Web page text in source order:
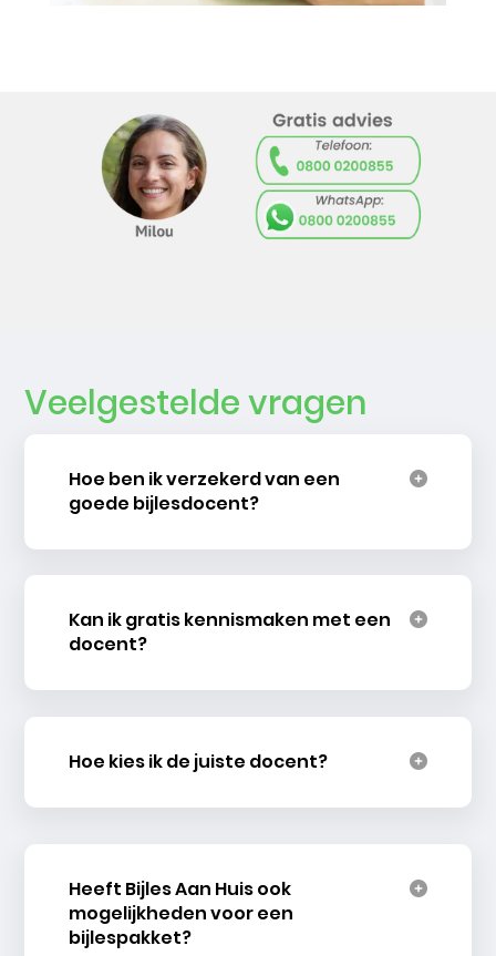
Veelgestelde vragen
Hoe ben ik verzekerd van een
goede bijlesdocent?
Kan ik gratis kennismaken met een
docent?
Hoe kies ik de juiste docent?
Heeft Bijles Aan Huis ook
mogelijkheden voor een
bijlespakket?